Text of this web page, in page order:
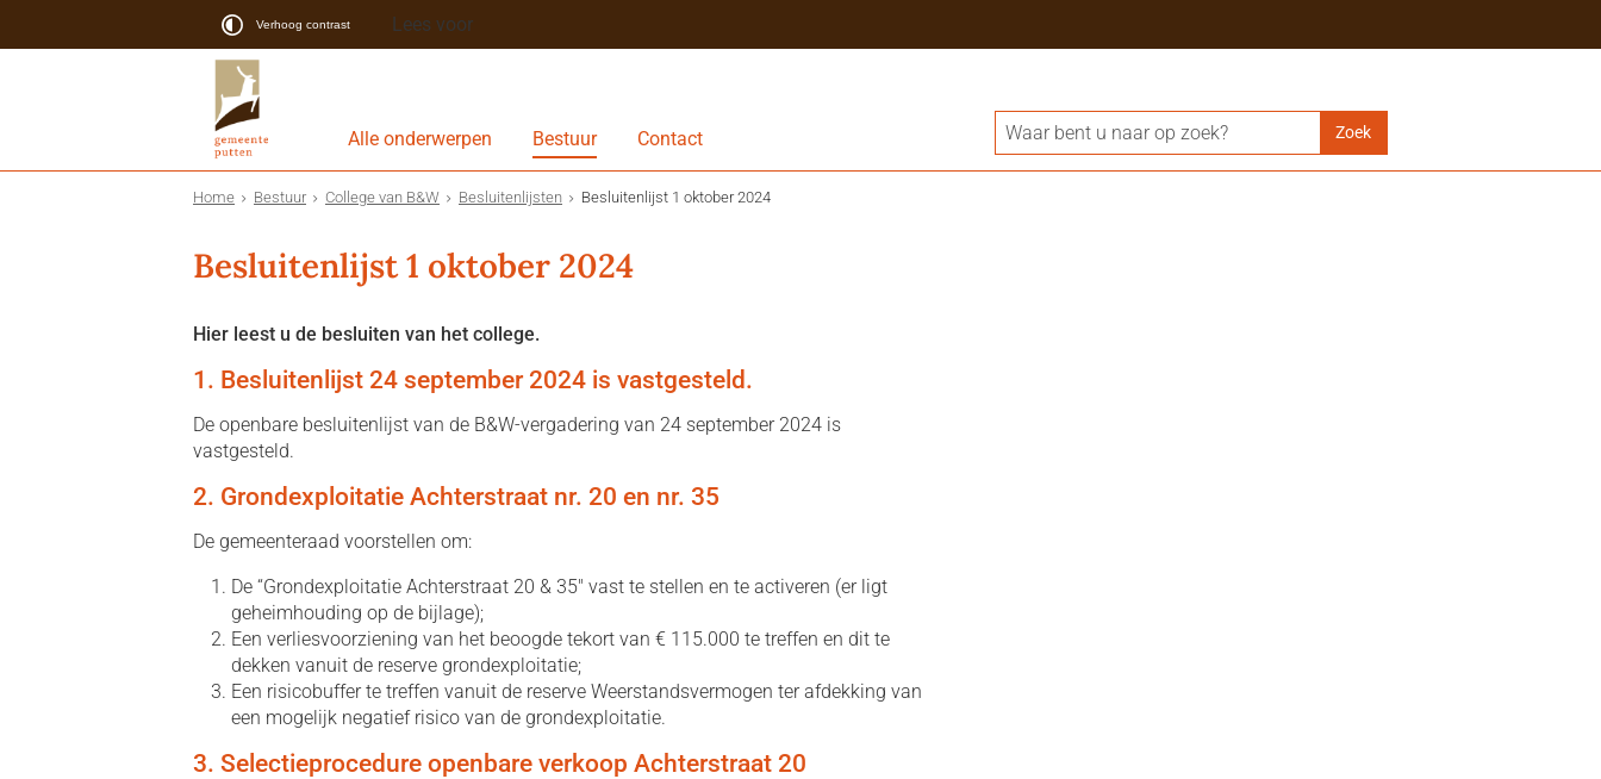
Verhoog contrast Lees voor
Alle onderwerpen Bestuur Contact
Home Bestuur College van B&W Besluitenlijsten Besluitenlijst 1 oktober 2024
Besluitenlijst 1 oktober 2024
Hier leest u de besluiten van het college.
1. Besluitenlijst 24 september 2024 is vastgesteld.
De openbare besluitenlijst van de B&W-vergadering van 24 september 2024 is
vastgesteld.
2. Grondexploitatie Achterstraat nr. 20 en nr. 35
De gemeenteraad voorstellen om:
De “Grondexploitatie Achterstraat 20 & 35" vast te stellen en te activeren (er ligt
geheimhouding op de bijlage);
Een verliesvoorziening van het beoogde tekort van € 115.000 te treffen en dit te
dekken vanuit de reserve grondexploitatie;
Een risicobuffer te treffen vanuit de reserve Weerstandsvermogen ter afdekking van
een mogelijk negatief risico van de grondexploitatie.
3. Selectieprocedure openbare verkoop Achterstraat 20